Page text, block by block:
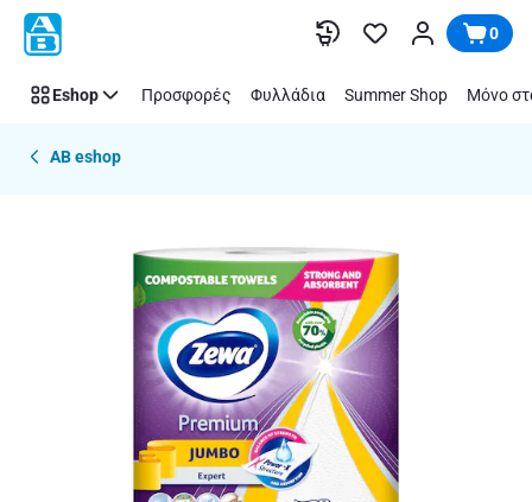
Παράλειψη 0
Eshop Προσφορές Φυλλάδια Summer Shop Μόνο
AB eshop